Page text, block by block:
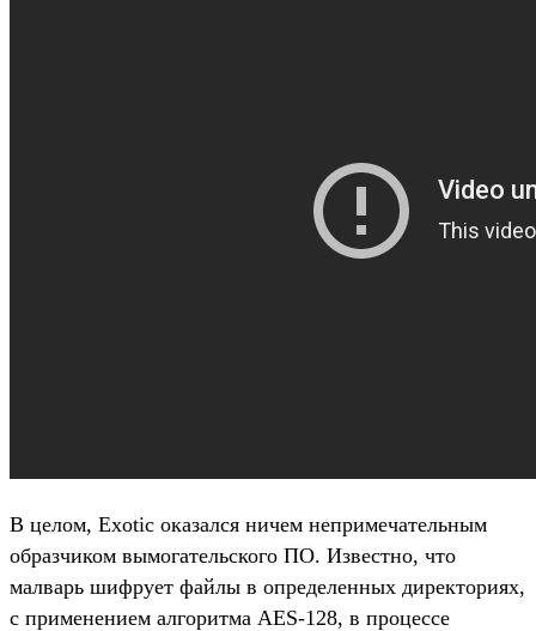
В целом, Exotic оказался ничем непримечательным
образчиком вымогательского ПО. Известно, что
малварь шифрует файлы в определенных директориях,
с применением алгоритма AES-128, в процессе